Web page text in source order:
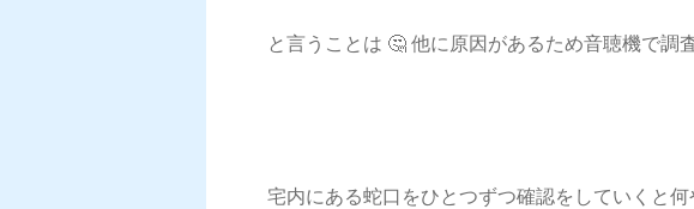
と言うことは 🤔 他に原因があるため音聴機で調
宅内にある蛇口をひとつずつ確認をしていくと